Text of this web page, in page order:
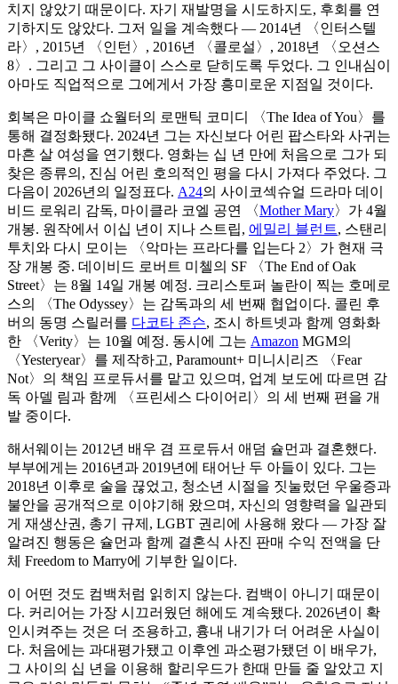
치지 않았기 때문이다. 자기 재발명을 시도하지도, 후회를 연
기하지도 않았다. 그저 일을 계속했다 — 2014년 〈인터스텔
라〉, 2015년 〈인턴〉, 2016년 〈콜로설〉, 2018년 〈오션스
8〉. 그리고 그 사이클이 스스로 닫히도록 두었다. 그 인내심이
아마도 직업적으로 그에게서 가장 흥미로운 지점일 것이다.
회복은 마이클 쇼월터의 로맨틱 코미디 〈The Idea of You〉를
통해 결정화됐다. 2024년 그는 자신보다 어린 팝스타와 사귀는
마흔 살 여성을 연기했다. 영화는 십 년 만에 처음으로 그가 되
찾은 종류의, 진심 어린 호의적인 평을 다시 가져다 주었다. 그
다음이 2026년의 일정표다. A24의 사이코섹슈얼 드라마 데이
비드 로워리 감독, 마이클라 코엘 공연 〈Mother Mary〉가 4월
개봉. 원작에서 이십 년이 지나 스트립, 에밀리 블런트, 스탠리
투치와 다시 모이는 〈악마는 프라다를 입는다 2〉가 현재 극
장 개봉 중. 데이비드 로버트 미첼의 SF 〈The End of Oak
Street〉는 8월 14일 개봉 예정. 크리스토퍼 놀란이 찍는 호메로
스의 〈The Odyssey〉는 감독과의 세 번째 협업이다. 콜린 후
버의 동명 스릴러를 다코타 존슨, 조시 하트넷과 함께 영화화
한 〈Verity〉는 10월 예정. 동시에 그는 Amazon MGM의
〈Yesteryear〉를 제작하고, Paramount+ 미니시리즈 〈Fear
Not〉의 책임 프로듀서를 맡고 있으며, 업계 보도에 따르면 감
독 아델 림과 함께 〈프린세스 다이어리〉의 세 번째 편을 개
발 중이다.
해서웨이는 2012년 배우 겸 프로듀서 애덤 슐먼과 결혼했다.
부부에게는 2016년과 2019년에 태어난 두 아들이 있다. 그는
2018년 이후로 술을 끊었고, 청소년 시절을 짓눌렀던 우울증과
불안을 공개적으로 이야기해 왔으며, 자신의 영향력을 일관되
게 재생산권, 총기 규제, LGBT 권리에 사용해 왔다 — 가장 잘
알려진 행동은 슐먼과 함께 결혼식 사진 판매 수익 전액을 단
체 Freedom to Marry에 기부한 일이다.
이 어떤 것도 컴백처럼 읽히지 않는다. 컴백이 아니기 때문이
다. 커리어는 가장 시끄러웠던 해에도 계속됐다. 2026년이 확
인시켜주는 것은 더 조용하고, 흉내 내기가 더 어려운 사실이
다. 처음에는 과대평가됐고 이후엔 과소평가됐던 이 배우가,
그 사이의 십 년을 이용해 할리우드가 한때 만들 줄 알았고 지